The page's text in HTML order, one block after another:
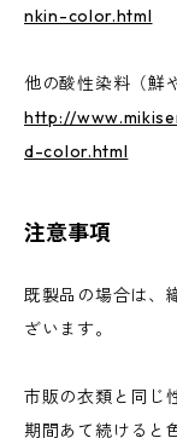
nkin-color.html
他の酸性染料（鮮
http://
d-color.html
注意事項
既製品の場合は、
ざいます。
市販の衣類と同じ
期間あて続けると